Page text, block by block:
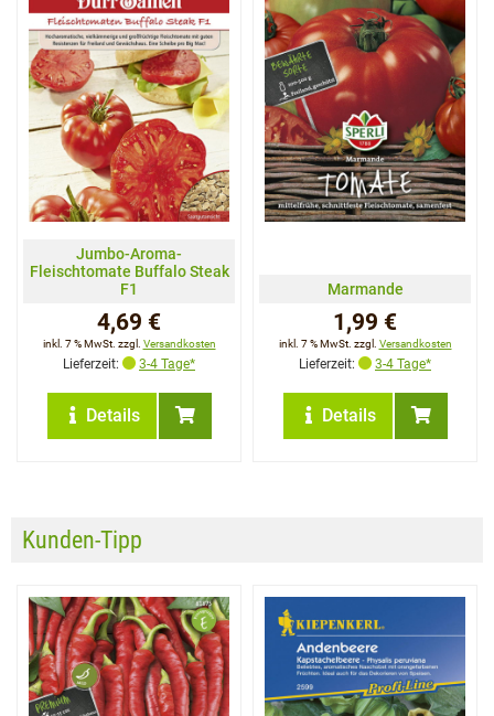
Jumbo-Aroma-
Fleischtomate Buffalo Steak
F1
4,69 €
inkl. 7 % MwSt. zzgl. Versandkosten
Lieferzeit: 3-4 Tage*
Details
Marmande
1,99 €
inkl. 7 % MwSt. zzgl. Versandkosten
Lieferzeit: 3-4 Tage*
Details
Kunden-Tipp